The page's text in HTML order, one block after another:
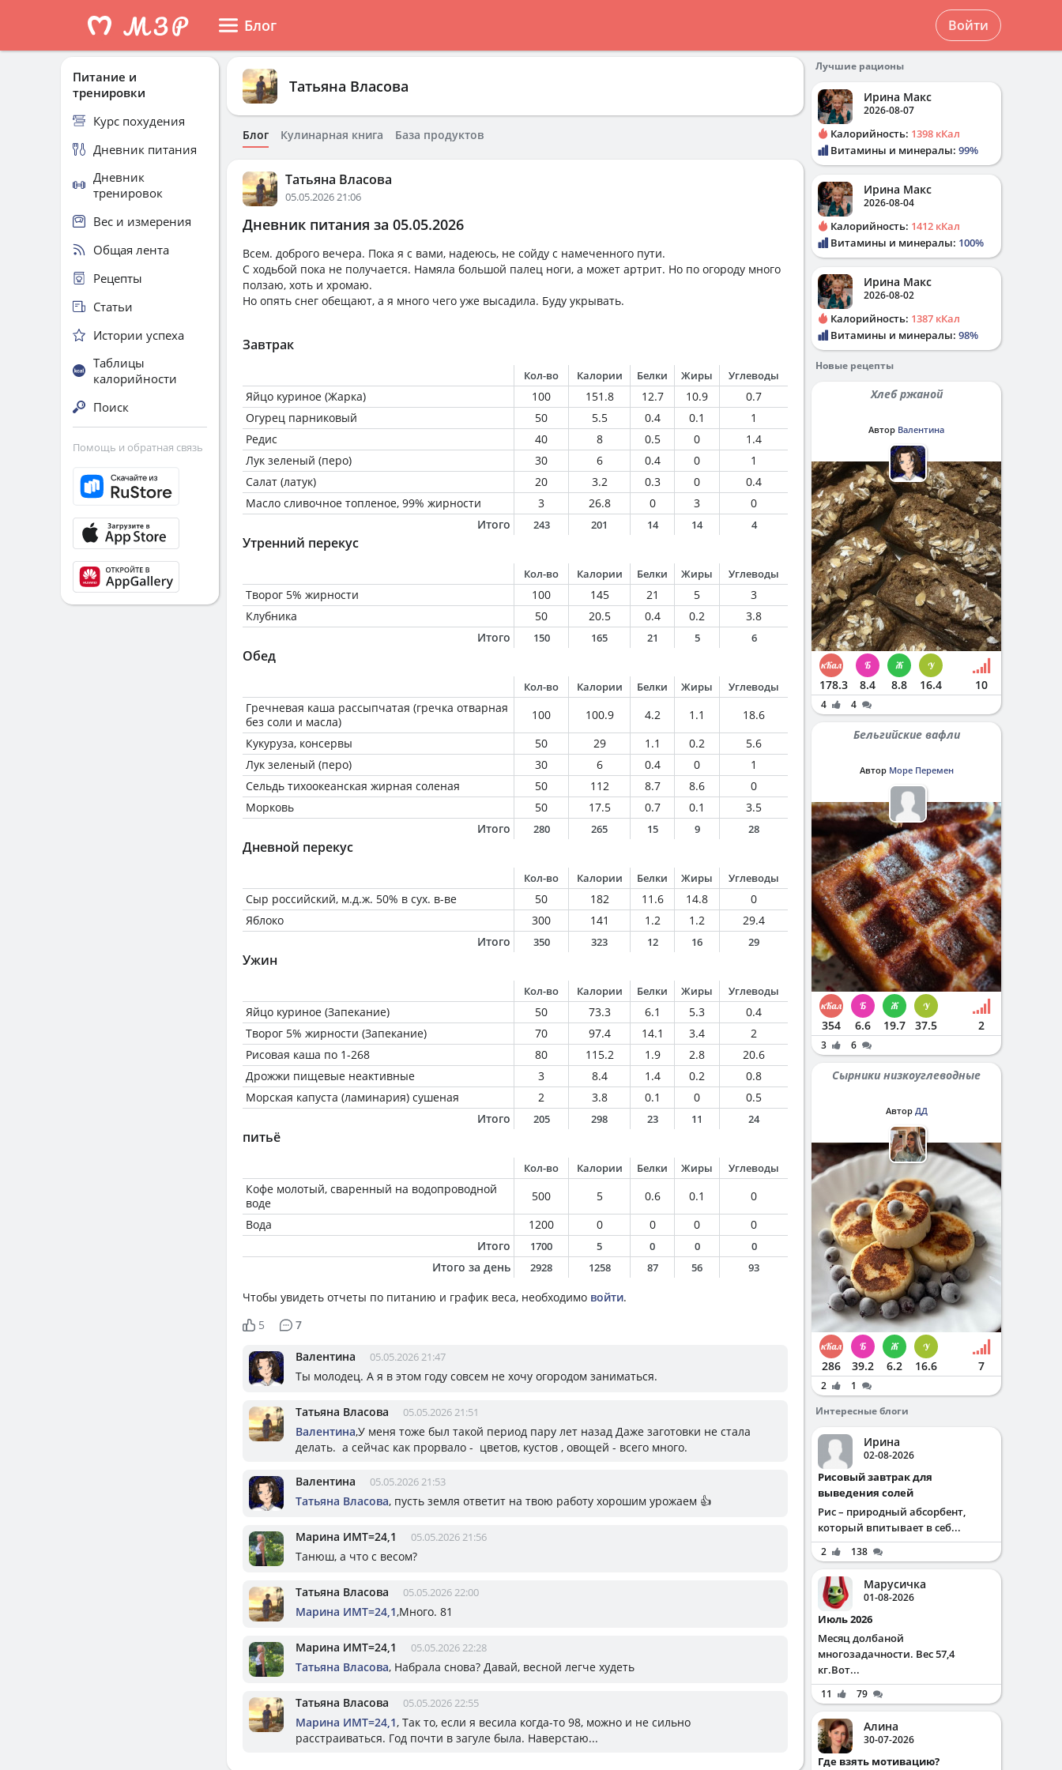
Блог Войти
Татьяна Власова
Блог Кулинарная книга База продуктов
Татьяна Власова
05.05.2026 21:06
Дневник питания за 05.05.2026
Всем. доброго вечера. Пока я с вами, надеюсь, не сойду с намеченного пути.
С ходьбой пока не получается. Намяла большой палец ноги, а может артрит. Но по огороду много
ползаю, хоть и хромаю.
Но опять снег обещают, а я много чего уже высадила. Буду укрывать.
Завтрак
Кол-во Калории Белки Жиры Углеводы
Яйцо куриное (Жарка) 100 151.8 12.7 10.9
0.7
Огурец парниковый
50 5.5 0.4 0.1
1
Редис
40 8 0.5 0
1.4
Лук зеленый (перо)
30 6 0.4 0
1
Салат (латук)
20 3.2 0.3 0
0.4
Масло сливочное топленое, 99% жирности
3 26.8 0 3
0
Итого
243 201 14 14 4
Утренний перекус
Кол-во Калории Белки Жиры Углеводы
Творог 5% жирности 100 145 21 5
3
Клубника
50 20.5 0.4 0.2
3.8
Итого
150 165 21 5 6
Обед
Кол-во Калории Белки Жиры Углеводы
Гречневая каша рассыпчатая (гречка отварная
без соли и масла)
100 100.9 4.2 1.1
18.6
Кукуруза, консервы
50 29 1.1 0.2
5.6
Лук зеленый (перо)
30 6 0.4 0
1
Сельдь тихоокеанская жирная соленая
50 112 8.7 8.6
0
Морковь
50 17.5 0.7 0.1
3.5
Итого
280 265 15 9 28
Дневной перекус
Кол-во Калории Белки Жиры Углеводы
Сыр российский, м.д.ж. 50% в сух. в-ве 50 182 11.6 14.8
0
Яблоко
300 141 1.2 1.2
29.4
Итого
350 323 12 16 29
Ужин
Кол-во Калории Белки Жиры Углеводы
Яйцо куриное (Запекание) 50 73.3 6.1 5.3
0.4
Творог 5% жирности (Запекание)
70 97.4 14.1 3.4
2
Рисовая каша по 1-268
80 115.2 1.9 2.8
20.6
Дрожжи пищевые неактивные
3 8.4 1.4 0.2
0.8
Морская капуста (ламинария) сушеная
2 3.8 0.1 0
0.5
Итого
205 298 23 11 24
питьё
Кол-во Калории Белки Жиры Углеводы
Кофе молотый, сваренный на водопроводной
воде
500 5 0.6 0.1
0
Вода
1200 0 0 0
0
Итого
1700 5 0 0 0
Итого за день 2928 1258 87 56 93
Чтобы увидеть отчеты по питанию и график веса, необходимо войти.
5
7
Валентина 05.05.2026 21:47
Ты молодец. А я в этом году совсем не хочу огородом заниматься.
Татьяна Власова 05.05.2026 21:51
Валентина,У меня тоже был такой период пару лет назад Даже заготовки не стала
делать. а сейчас как прорвало - цветов, кустов , овощей - всего много.
Валентина 05.05.2026 21:53
Татьяна Власова, пусть земля ответит на твою работу хорошим урожаем 👍
Марина ИМТ=24,1 05.05.2026 21:56
Танюш, а что с весом?
Татьяна Власова 05.05.2026 22:00
Марина ИМТ=24,1,Много. 81
Марина ИМТ=24,1 05.05.2026 22:28
Татьяна Власова, Набрала снова? Давай, весной легче худеть
Татьяна Власова 05.05.2026 22:55
Марина ИМТ=24,1, Так то, если я весила когда-то 98, можно и не сильно
расстраиваться. Год почти в загуле была. Наверстаю...
Питание и
тренировки
Курс похудения
Дневник питания
Дневник
тренировок
Вес и измерения
Общая лента
Рецепты
Статьи
Истории успеха
Таблицы
калорийности
Поиск
Помощь и обратная связь
Лучшие рационы
Ирина Макс
2026-08-07
Калорийность: 1398 кКал
Витамины и минералы: 99%
Ирина Макс
2026-08-04
Калорийность: 1412 кКал
Витамины и минералы: 100%
Ирина Макс
2026-08-02
Калорийность: 1387 кКал
Витамины и минералы: 98%
Новые рецепты
Хлеб ржаной
Автор Валентина
178.3 8.4 8.8 16.4 10
4 4
Бельгийские вафли
Автор Море Перемен
354 6.6 19.7 37.5 2
3 6
Сырники низкоуглеводные
Автор ДД
286 39.2 6.2 16.6 7
2
1
Интересные блоги
Ирина
02-08-2026
Рисовый завтрак для
выведения солей
Рис – природный абсорбент,
который впитывает в себ...
2 138
Марусичка
01-08-2026
Июль 2026
Месяц долбаной
многозадачности. Вес 57,4
кг.Вот...
11 79
Алина
30-07-2026
Где взять мотивацию?